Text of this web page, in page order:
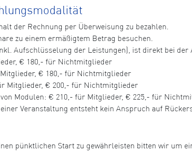
der Rechnung per Überweisung zu bezahlen.
zu einem ermäßigtem Betrag besuchen.
Aufschlüsselung der Leistungen), ist direkt bei
€ 180,- für Nichtmitglieder
€ 180,- für Nichtmitglieder
Mitglieder, € 200,- für Nichtmitglieder
Modulen: € 210,- für Mitglieder, € 225,- für
Veranstaltung entsteht kein Anspruch auf
pünktlichen Start zu gewährleisten bitten wir um